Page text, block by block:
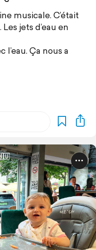
musicale. C’était
jets d’eau en
l’eau. Ça nous a